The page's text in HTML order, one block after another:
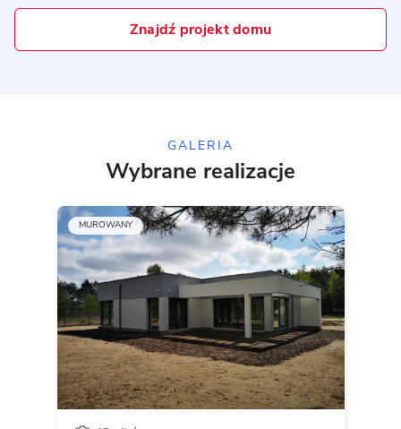
Znajdź projekt domu
GALERIA
Wybrane realizacje
MUROWANY